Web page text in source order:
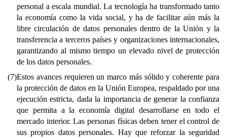
personal a escala mundial. La tecnología ha transformado tanto
la economía como la vida social, y ha de facilitar aún más la
libre circulación de datos personales dentro de la Unión y la
transferencia a terceros países y organizaciones internacionales,
garantizando al mismo tiempo un elevado nivel de protección
de los datos personales.
(7)Estos avances requieren un marco más sólido y coherente para
la protección de datos en la Unión Europea, respaldado por una
ejecución estricta, dada la importancia de generar la confianza
que permita a la economía digital desarrollarse en todo el
mercado interior. Las personas físicas deben tener el control de
sus propios datos personales. Hay que reforzar la seguridad